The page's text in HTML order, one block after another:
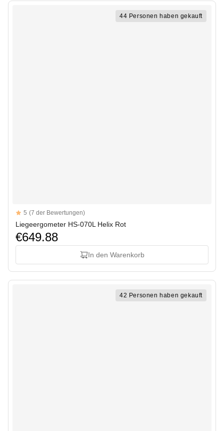
44 Personen haben gekauft
Reviews
5 out of 5 stars
5 (7 der Bewertungen)
Liegeergometer HS-070L Helix Rot
€649.88
In den Warenkorb
42 Personen haben gekauft